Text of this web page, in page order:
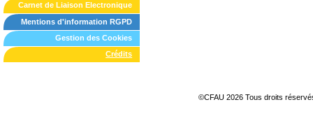
Carnet de Liaison Electronique
Mentions d'information RGPD
Gestion des Cookies
Crédits
©CFAU 2026 Tous droits